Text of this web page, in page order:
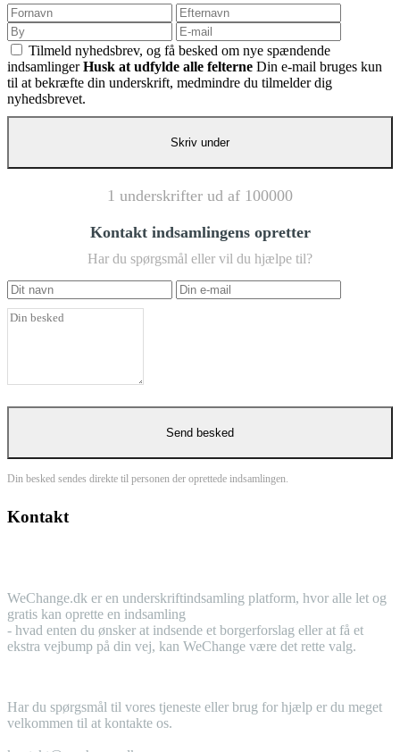
Tilmeld nyhedsbrev, og få besked om nye spændende
indsamlinger Husk at udfylde alle felterne Din e-mail bruges kun
til at bekræfte din underskrift, medmindre du tilmelder dig
nyhedsbrevet.
1 underskrifter ud af 100000
Kontakt indsamlingens opretter
Har du spørgsmål eller vil du hjælpe til?
Din besked sendes direkte til personen der oprettede indsamlingen.
Kontakt
WeChange.dk er en underskriftindsamling platform, hvor alle let og
gratis kan oprette en indsamling
- hvad enten du ønsker at indsende et borgerforslag eller at få et
ekstra vejbump på din vej, kan WeChange være det rette valg.
Har du spørgsmål til vores tjeneste eller brug for hjælp er du meget
velkommen til at kontakte os.